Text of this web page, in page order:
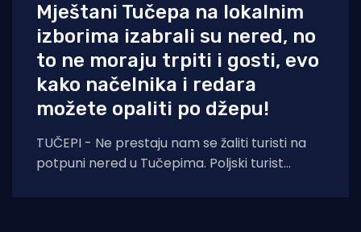
Mještani Tučepa na lokalnim
izborima izabrali su nered, no
to ne moraju trpiti i gosti, evo
kako načelnika i redara
možete opaliti po džepu!
TUČEPI - Ne prestaju nam se žaliti turisti na
potpuni nered u Tučepima. Poljski turist